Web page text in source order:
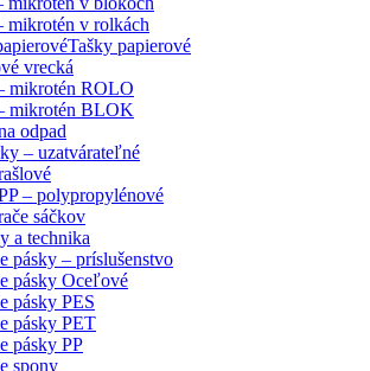
mikrotén v rolkách
Tašky papierové
vrecká
mikrotén ROLO
mikrotén BLOK
odpad
– uzatvárateľné
– polypropylénové
sáčkov
a technika
pásky – príslušenstvo
pásky Oceľové
pásky PES
pásky PET
pásky PP
spony